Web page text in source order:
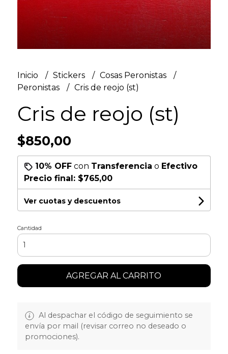
Inicio Stickers
Cosas Peronistas
Peronistas
Cris de reojo (st)
Cris de reojo (st)
$850,00
10% OFFcon Transferencia o Efectivo
Precio final: $765,00
Ver cuotas y descuentos
Cantidad
AGREGAR AL CARRITO
Al despachar el código de seguimiento se
envía por mail (revisar correo no deseado o
promociones).